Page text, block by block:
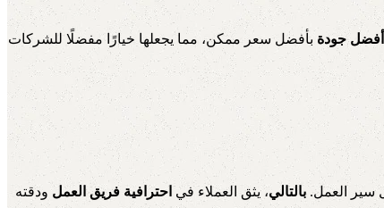
أفضل جودة بأفضل سعر ممكن، مما يجعلها خيارًا مفضلًا للشركات
سير العمل. بالتالي، يثق العملاء في احترافية فريق العملودقته